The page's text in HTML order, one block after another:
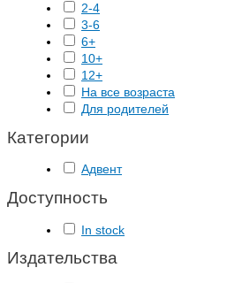
2-4
3-6
6+
10+
12+
На все возраста
Для родителей
Категории
Адвент
Доступность
In stock
Издательства